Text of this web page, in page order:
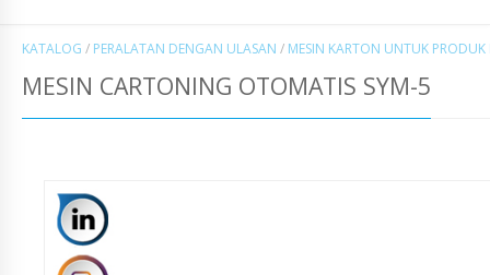
KATALOG / PERALATAN DENGAN ULASAN / MESIN KARTON UNTUK
MESIN CARTONING OTOMATIS SYM-5